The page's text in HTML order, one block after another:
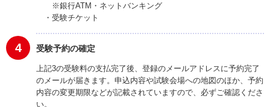
※銀行ATM・ネットバンキング
・受験チケット
4 受験予約の確定
上記3の受験料の支払完了後、登録のメールアドレスに予約完了
のメールが届きます。申込内容や試験会場への地図のほか、予約
内容の変更期限などが記載されていますので、必ずご確認くださ
い。